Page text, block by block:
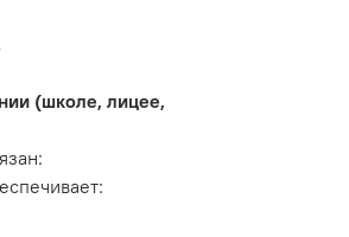
(школе, лицее,